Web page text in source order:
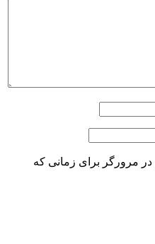
در مرورگر برای زمانی که